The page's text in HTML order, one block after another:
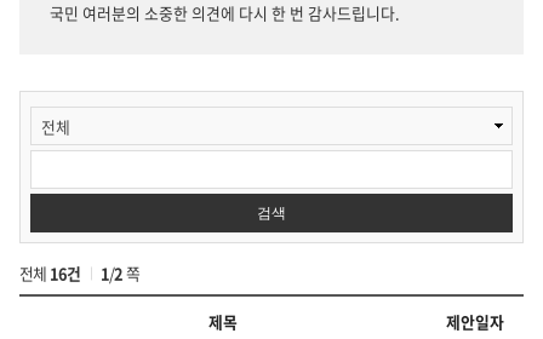
국민 여러분의 소중한 의견에 다시 한 번 감사드립니다.
법
분
정
화
과
제
검색
전체 16건 1/2쪽
제목 제안일자